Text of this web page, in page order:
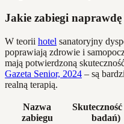
Jakie zabiegi
W teorii hotel sanatoryjny
poprawiają zdrowie i
mają potwierdzoną
Gazeta Senior, 2024 – są
realną terapią.
Nazwa
zabiegu
badań)